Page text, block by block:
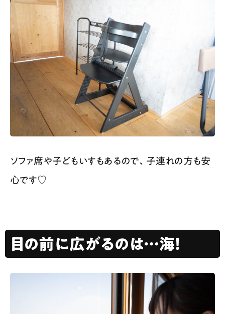
ソファ席や子どもいすもあるので、子連れの方も安
心です♡
目の前に広がるのは…海！